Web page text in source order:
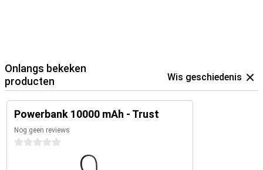
Onlangs bekeken
producten
Wis geschiedenis
Powerbank 10000 mAh - Trust
Nog geen reviews
0 sterren